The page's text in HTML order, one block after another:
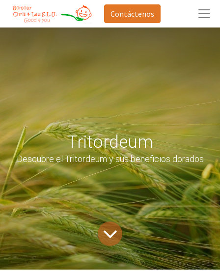
Contáctenos
Tritordeum
Descubre el Tritordeum y sus beneficios dorados